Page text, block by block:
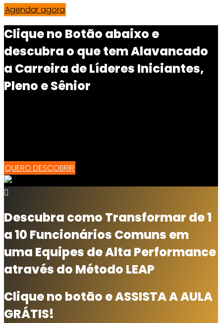
Agendar agora
Clique no Botão abaixo e
descubra o que tem Alavancado
a Carreira de Líderes Iniciantes,
Pleno e Sênior
QUERO DESCOBRIR
Descubra como Transformar de 1
a 10 Funcionários Comuns em
uma Equipes de Alta Performance
através do Método LEAP
Clique no botão e ASSISTA A AULA
GRÁTIS!